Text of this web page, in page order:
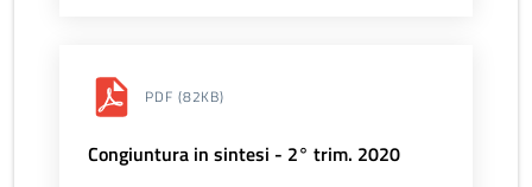
PDF (82KB)
Congiuntura in sintesi - 2° trim. 2020